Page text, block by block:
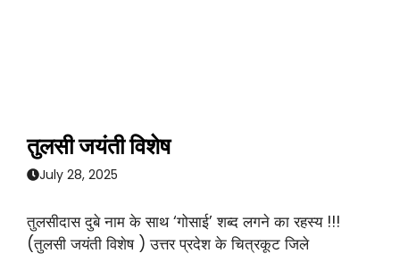
तुलसी जयंती विशेष
July 28, 2025
तुलसीदास दुबे नाम के साथ ‘गोसाई’ शब्द लगने का रहस्य !!!
(तुलसी जयंती विशेष ) उत्तर प्रदेश के चित्रकूट जिले